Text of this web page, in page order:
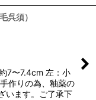
呉須）
7〜7.4cm 左：小
作りの為、釉薬の
います。ご了承下